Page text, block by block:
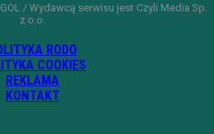
/ Wydawcą serwisu jest Czyli Media Sp.
z o.o.
RODO
COOKIES
REKLAMA
KONTAKT